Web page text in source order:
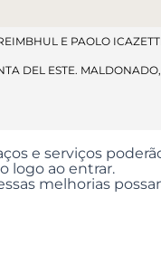
E PAOLO
DEL ESTE.
e serviços
logo ao entrar.
melhorias